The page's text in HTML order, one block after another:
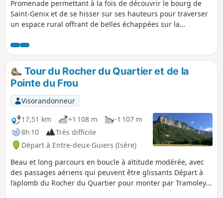
Promenade permettant à la fois de découvrir le bourg de
Saint-Genix et de se hisser sur ses hauteurs pour traverser
un espace rural offrant de belles échappées sur la
Jacques de Compostelle ramenant au bourg après avoir
traversé une forêt.
Tour du Rocher du Quartier et de la
Pointe du Frou
Visorandonneur
17,51 km
+1 108 m
-1 107 m
8h 10
Très difficile
Départ à Entre-deux-Guiers (Isère)
Beau et long parcours en boucle à altitude modérée, avec
des passages aériens qui peuvent être glissants Départ à
l’aplomb du Rocher du Quartier pour monter par Tramoley